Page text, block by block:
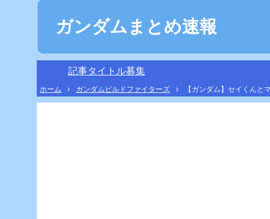
ガンダムまとめ速報
記事タイトル募集
ホーム ガンダムビルドファイターズ 【ガンダム】セイくんと